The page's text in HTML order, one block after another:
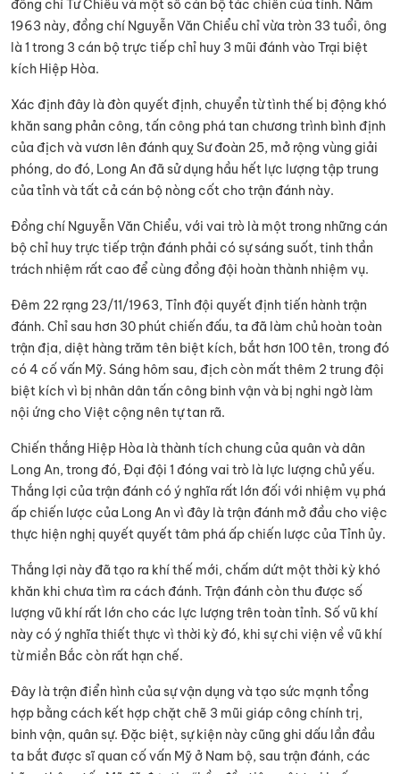
đồng chí Tư Chiểu và một số cán bộ tác chiến của tỉnh. Năm
1963 này, đồng chí Nguyễn Văn Chiểu chỉ vừa tròn 33 tuổi, ông
là 1 trong 3 cán bộ trực tiếp chỉ huy 3 mũi đánh vào Trại biệt
kích Hiệp Hòa.
Xác định đây là đòn quyết định, chuyển từ tình thế bị động khó
khăn sang phản công, tấn công phá tan chương trình bình định
của địch và vươn lên đánh quỵ Sư đoàn 25, mở rộng vùng giải
phóng, do đó, Long An đã sử dụng hầu hết lực lượng tập trung
của tỉnh và tất cả cán bộ nòng cốt cho trận đánh này.
Đồng chí Nguyễn Văn Chiểu, với vai trò là một trong những cán
bộ chỉ huy trực tiếp trận đánh phải có sự sáng suốt, tinh thần
trách nhiệm rất cao để cùng đồng đội hoàn thành nhiệm vụ.
Đêm 22 rạng 23/11/1963, Tỉnh đội quyết định tiến hành trận
đánh. Chỉ sau hơn 30 phút chiến đấu, ta đã làm chủ hoàn toàn
trận địa, diệt hàng trăm tên biệt kích, bắt hơn 100 tên, trong đó
có 4 cố vấn Mỹ. Sáng hôm sau, địch còn mất thêm 2 trung đội
biệt kích vì bị nhân dân tấn công binh vận và bị nghi ngờ làm
nội ứng cho Việt cộng nên tự tan rã.
Chiến thắng Hiệp Hòa là thành tích chung của quân và dân
Long An, trong đó, Đại đội 1 đóng vai trò là lực lượng chủ yếu.
Thắng lợi của trận đánh có ý nghĩa rất lớn đối với nhiệm vụ phá
ấp chiến lược của Long An vì đây là trận đánh mở đầu cho việc
thực hiện nghị quyết quyết tâm phá ấp chiến lược của Tỉnh ủy.
Thắng lợi này đã tạo ra khí thế mới, chấm dứt một thời kỳ khó
khăn khi chưa tìm ra cách đánh. Trận đánh còn thu được số
lượng vũ khí rất lớn cho các lực lượng trên toàn tỉnh. Số vũ khí
này có ý nghĩa thiết thực vì thời kỳ đó, khi sự chi viện về vũ khí
từ miền Bắc còn rất hạn chế.
Đây là trận điển hình của sự vận dụng và tạo sức mạnh tổng
hợp bằng cách kết hợp chặt chẽ 3 mũi giáp công chính trị,
binh vận, quân sự. Đặc biệt, sự kiện này cũng ghi dấu lần đầu
ta bắt được sĩ quan cố vấn Mỹ ở Nam bộ, sau trận đánh, các